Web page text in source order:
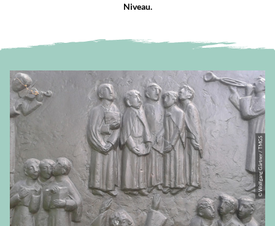
Niveau.
© Wolfgang Gärtner / TMGS